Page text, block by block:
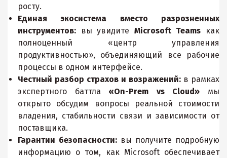
росту.
Единая экосистема вместо разрозненных
инструментов: вы увидите Microsoft Teams как
полноценный «центр управления
продуктивностью», объединяющий все рабочие
процессы в одном интерфейсе.
Честный разбор страхов и возражений: в рамках
экспертного баттла «On-Prem vs Cloud» мы
открыто обсудим вопросы реальной стоимости
владения, стабильности связи и зависимости от
поставщика.
Гарантии безопасности: вы получите подробную
информацию о том, как Microsoft обеспечивает